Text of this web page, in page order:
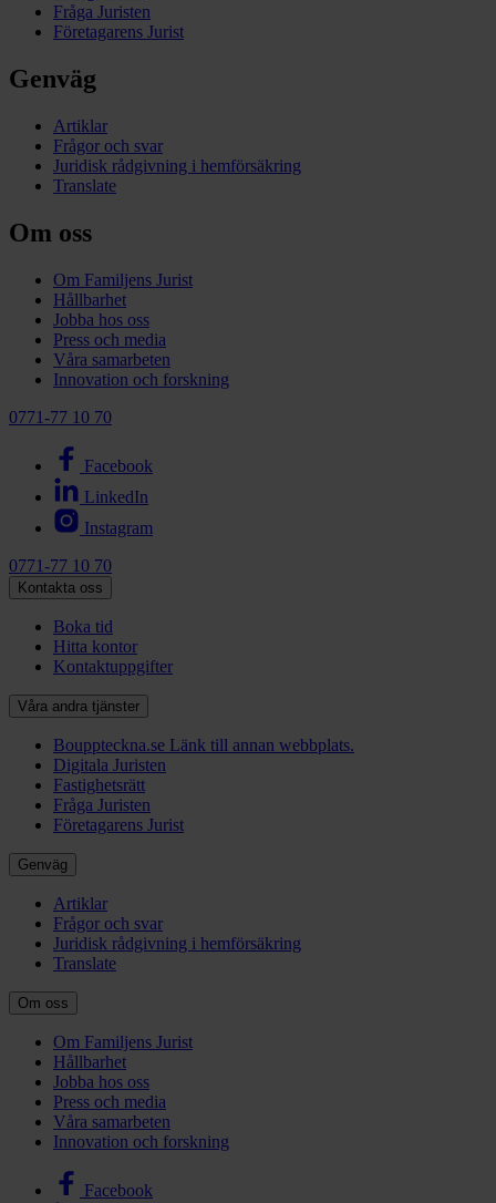
Fråga Juristen
Företagarens Jurist
Genväg
Artiklar
Frågor och svar
Juridisk rådgivning i hemförsäkring
Translate
Om oss
Om Familjens Jurist
Hållbarhet
Jobba hos oss
Press och media
Våra samarbeten
Innovation och forskning
0771-77 10 70
Facebook
LinkedIn
Instagram
0771-77 10 70
Kontakta oss
Boka tid
Hitta kontor
Kontaktuppgifter
Våra andra tjänster
Bouppteckna.se Länk till annan webbplats.
Digitala Juristen
Fastighetsrätt
Fråga Juristen
Företagarens Jurist
Genväg
Artiklar
Frågor och svar
Juridisk rådgivning i hemförsäkring
Translate
Om oss
Om Familjens Jurist
Hållbarhet
Jobba hos oss
Press och media
Våra samarbeten
Innovation och forskning
Facebook